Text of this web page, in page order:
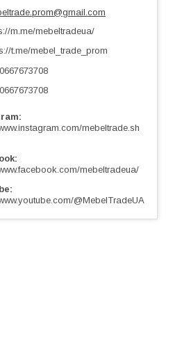
m.me/mebeltradeua/
t.me/mebel_trade_prom
mebeltrade.sh
mebeltradeua/
@MebelTradeUA